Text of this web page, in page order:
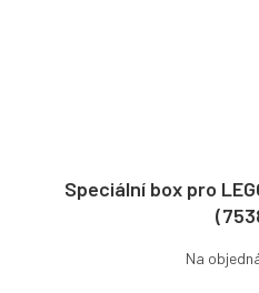
Speciální box pro
Na